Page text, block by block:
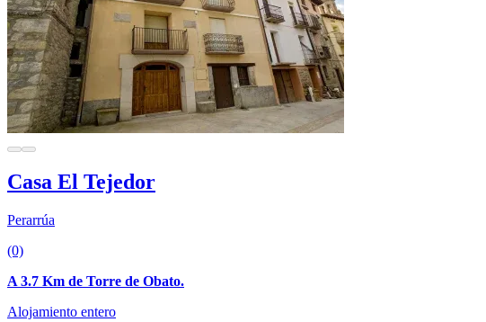
Casa El Tejedor
Perarrúa
(0)
A 3.7 Km de Torre de Obato.
Alojamiento entero